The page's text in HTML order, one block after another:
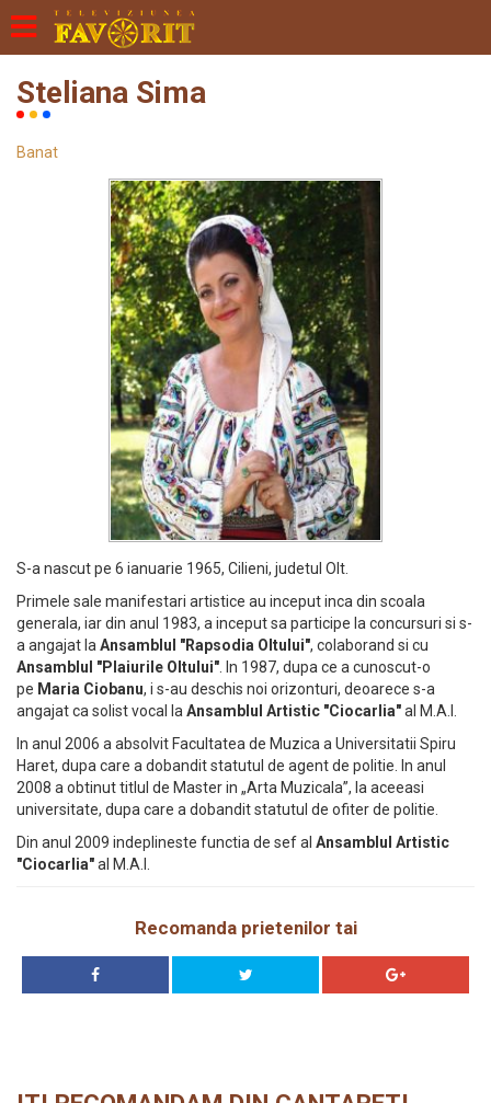
Steliana Sima
Banat
S-a nascut pe 6 ianuarie 1965, Cilieni, judetul Olt.
Primele sale manifestari artistice au inceput inca din scoala
generala, iar din anul 1983, a inceput sa participe la concursuri si s-
a angajat la Ansamblul "Rapsodia Oltului", colaborand si cu
Ansamblul "Plaiurile Oltului" . In 1987, dupa ce a cunoscut-o
pe Maria Ciobanu, i s-au deschis noi orizonturi, deoarece s-a
angajat ca solist vocal la Ansamblul Artistic "Ciocarlia"al M.A.I.
In anul 2006 a absolvit Facultatea de Muzica a Universitatii Spiru
Haret, dupa care a dobandit statutul de agent de politie. In anul
2008 a obtinut titlul de Master in „Arta Muzicala”, la aceeasi
universitate, dupa care a dobandit statutul de ofiter de politie.
Din anul 2009 indeplineste functia de sef al Ansamblul Artistic
"Ciocarlia"al M.A.I.
Recomanda prietenilor tai